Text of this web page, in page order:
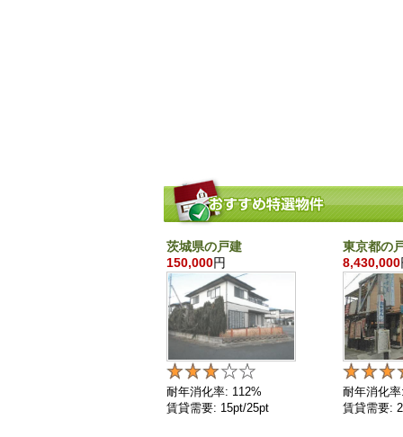
茨城県の戸建
150,000円
耐年消化率: 112%
賃貸需要: 15pt/25pt
東京都の
8,430,000
耐年消化
賃貸需要: